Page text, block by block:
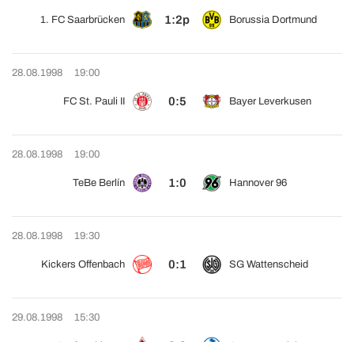
1. FC Saarbrücken 1:2p Borussia Dortmund
28.08.1998 19:00
FC St. Pauli II 0:5 Bayer Leverkusen
28.08.1998 19:00
TeBe Berlín 1:0 Hannover 96
28.08.1998 19:30
Kickers Offenbach 0:1 SG Wattenscheid
29.08.1998 15:30